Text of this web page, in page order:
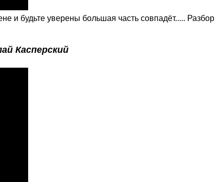
и будьте уверены большая часть совпадёт..... Разбор
Касперский